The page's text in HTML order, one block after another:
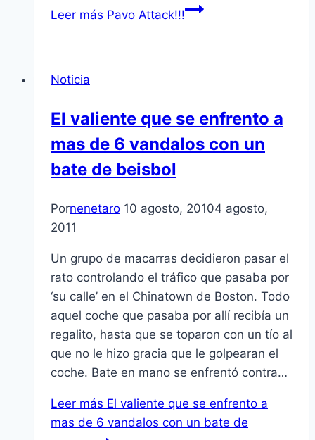
Leer más Pavo Attack!!!
Noticia
El valiente que se enfrento a
mas de 6 vandalos con un
bate de beisbol
Pornenetaro 10 agosto, 20104 agosto,
2011
Un grupo de macarras decidieron pasar el
rato controlando el tráfico que pasaba por
‘su calle’ en el Chinatown de Boston. Todo
aquel coche que pasaba por allí­ recibí­a un
regalito, hasta que se toparon con un tí­o al
que no le hizo gracia que le golpearan el
coche. Bate en mano se enfrentó contra…
Leer más El valiente que se enfrento a
mas de 6 vandalos con un bate de